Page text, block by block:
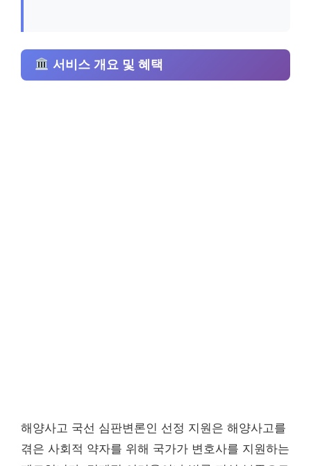
서비스 개요 및 혜택
해양사고 국선 심판변론인 선정 지원은 해양사고를
겪은 사회적 약자를 위해 국가가 변호사를 지원하는